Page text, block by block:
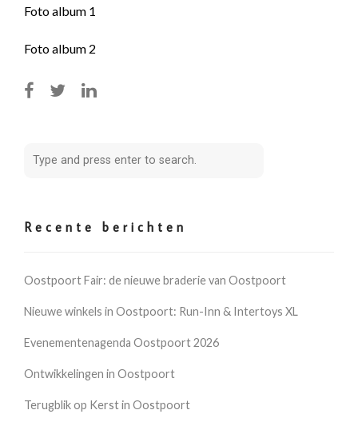
Foto album 1
Foto album 2
Recente berichten
Oostpoort Fair: de nieuwe braderie van Oostpoort
Nieuwe winkels in Oostpoort: Run-Inn & Intertoys XL
Evenementenagenda Oostpoort 2026
Ontwikkelingen in Oostpoort
Terugblik op Kerst in Oostpoort